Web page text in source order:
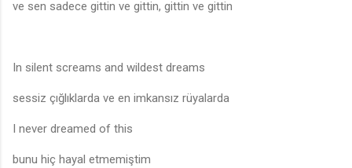
ve sen sadece gittin ve gittin, gittin ve gittin
In silent screams and wildest dreams
sessiz çığlıklarda ve en imkansız rüyalarda
I never dreamed of this
bunu hiç hayal etmemiştim